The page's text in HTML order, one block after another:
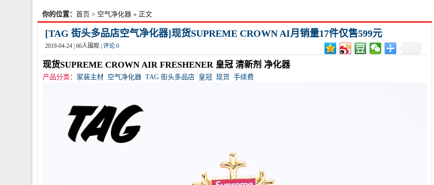
你的位置： 首页 > 空气净化器 » 正文
[TAG 街头多品店空气净化器]现货SUPREME CROWN AI月销量17件仅售599元
2019-04-24 | 66人围观 | 评论:0
现货SUPREME CROWN AIR FRESHENER 皇冠 清新剂 净化器
产品分类： 家装主材 空气净化器 TAG 街头多品店 皇冠 现货 手续费